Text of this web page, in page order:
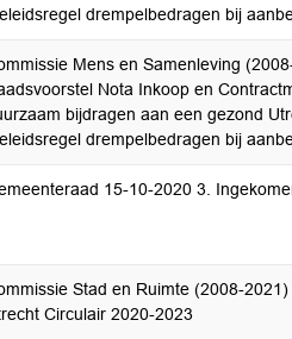
drempelbedragen bij
Mens en Samenleving
Nota Inkoop en
bijdragen aan een gezond
drempelbedragen bij
15-10-2020 3.
Stad en Ruimte (2008-
Circulair 2020-2023